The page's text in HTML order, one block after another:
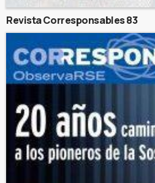
Revista Corresponsables 83